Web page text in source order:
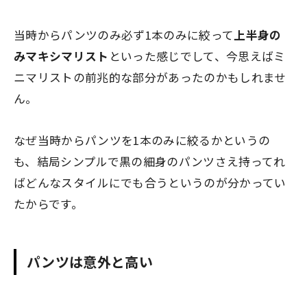
当時からパンツのみ必ず1本のみに絞って上半身の
みマキシマリスト といった感じでして、今思えばミ
ニマリストの前兆的な部分があったのかもしれませ
ん。
なぜ当時からパンツを1本のみに絞るかというの
も、結局シンプルで黒の細身のパンツさえ持ってれ
ばどんなスタイルにでも合うというのが分かってい
たからです。
パンツは意外と高い